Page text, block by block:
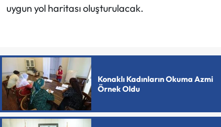
uygun yol haritası oluşturulacak.
Konaklı Kadınların Okuma Azmi
Örnek Oldu